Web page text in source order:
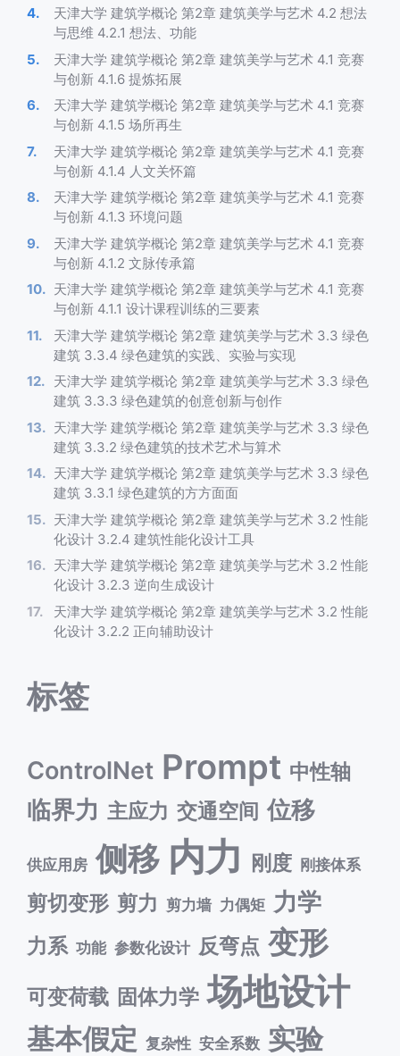
天津大学 建筑学概论 第2章 建筑美学与艺术 4.2 想法
与思维 4.2.1 想法、功能
天津大学 建筑学概论 第2章 建筑美学与艺术 4.1 竞赛
与创新 4.1.6 提炼拓展
天津大学 建筑学概论 第2章 建筑美学与艺术 4.1 竞赛
与创新 4.1.5 场所再生
天津大学 建筑学概论 第2章 建筑美学与艺术 4.1 竞赛
与创新 4.1.4 人文关怀篇
天津大学 建筑学概论 第2章 建筑美学与艺术 4.1 竞赛
与创新 4.1.3 环境问题
天津大学 建筑学概论 第2章 建筑美学与艺术 4.1 竞赛
与创新 4.1.2 文脉传承篇
天津大学 建筑学概论 第2章 建筑美学与艺术 4.1 竞赛
与创新 4.1.1 设计课程训练的三要素
天津大学 建筑学概论 第2章 建筑美学与艺术 3.3 绿色
建筑 3.3.4 绿色建筑的实践、实验与实现
天津大学 建筑学概论 第2章 建筑美学与艺术 3.3 绿色
建筑 3.3.3 绿色建筑的创意创新与创作
天津大学 建筑学概论 第2章 建筑美学与艺术 3.3 绿色
建筑 3.3.2 绿色建筑的技术艺术与算术
天津大学 建筑学概论 第2章 建筑美学与艺术 3.3 绿色
建筑 3.3.1 绿色建筑的方方面面
天津大学 建筑学概论 第2章 建筑美学与艺术 3.2 性能
化设计 3.2.4 建筑性能化设计工具
天津大学 建筑学概论 第2章 建筑美学与艺术 3.2 性能
化设计 3.2.3 逆向生成设计
天津大学 建筑学概论 第2章 建筑美学与艺术 3.2 性能
化设计 3.2.2 正向辅助设计
标签
ControlNet Prompt 中性轴
临界力 主应力 交通空间 位移
供应用房 侧移 内力 刚度 刚接体系
剪切变形 剪力 剪力墙 力偶矩 力学
力系 功能 参数化设计 反弯点 变形
可变荷载 固体力学 场地设计
基本假定 复杂性 安全系数 实验